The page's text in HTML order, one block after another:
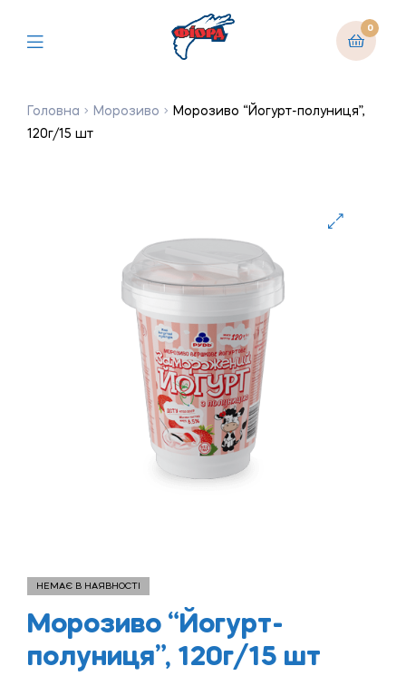
0
Головна Морозиво
Морозиво “Йогурт-полуниця”,
120г/15 шт
НЕМАЄ В НАЯВНОСТІ
Морозиво “Йогурт-
полуниця”, 120г/15 шт